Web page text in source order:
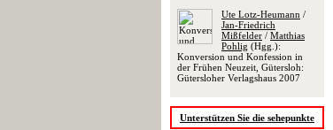
Ute Lotz-Heumann /
Jan-Friedrich
Mißfelder / Matthias
Pohlig (Hgg.):
Konversion und Konfession in
der Frühen Neuzeit, Gütersloh:
Gütersloher Verlagshaus 2007
Unterstützen Sie die sehepunkte